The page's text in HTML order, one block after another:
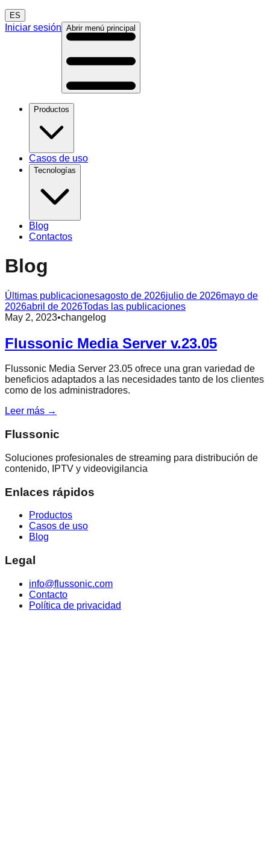
ES
Iniciar sesión Abrir menú principal
Productos
Casos de uso
Tecnologías
Blog
Contactos
Blog
Últimas publicacionesagosto de 2026julio de 2026mayo de
2026abril de 2026Todas las publicaciones
May 2, 2023•changelog
Flussonic Media Server v.23.05
Flussonic Media Server 23.05 ofrece una gran variedad de
beneficios adaptados a las necesidades tanto de los clientes
como de los administradores.
Leer más →
Flussonic
Soluciones profesionales de streaming para distribución de
contenido, IPTV y videovigilancia
Enlaces rápidos
Productos
Casos de uso
Blog
Legal
info@flussonic.com
Contacto
Política de privacidad